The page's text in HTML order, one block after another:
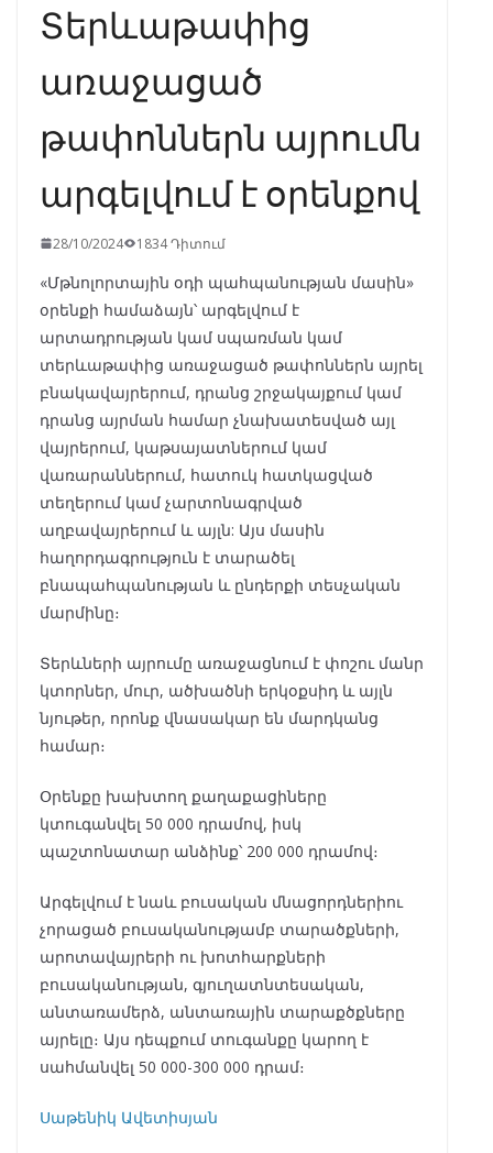
Տերևաթափից
առաջացած
թափոններն այրումն
արգելվում է օրենքով
28/10/2024 1834 Դիտում
«Մթնոլորտային օդի պահպանության մասին»
օրենքի համաձայն՝ արգելվում է
արտադրության կամ սպառման կամ
տերևաթափից առաջացած թափոններն այրել
բնակավայրերում, դրանց շրջակայքում կամ
դրանց այրման համար չնախատեսված այլ
վայրերում, կաթսայատներում կամ
վառարաններում, հատուկ հատկացված
տեղերում կամ չարտոնագրված
աղբավայրերում և այլն: Այս մասին
հաղորդագրություն է տարածել
բնապահպանության և ընդերքի տեսչական
մարմինը։
Տերևների այրումը առաջացնում է փոշու մանր
կտորներ, մուր, ածխածնի երկօքսիդ և այլն
նյութեր, որոնք վնասակար են մարդկանց
համար։
Օրենքը խախտող քաղաքացիները
կտուգանվել 50 000 դրամով, իսկ
պաշտոնատար անձինք՝ 200 000 դրամով։
Արգելվում է նաև բուսական մնացորդներիու
չորացած բուսականությամբ տարածքների,
արոտավայրերի ու խոտհարքների
բուսականության, գյուղատնտեսական,
անտառամերձ, անտառային տարաքծքները
այրելը։ Այս դեպքում տուգանքը կարող է
սահմանվել 50 000-300 000 դրամ։
Սաթենիկ Ավետիսյան